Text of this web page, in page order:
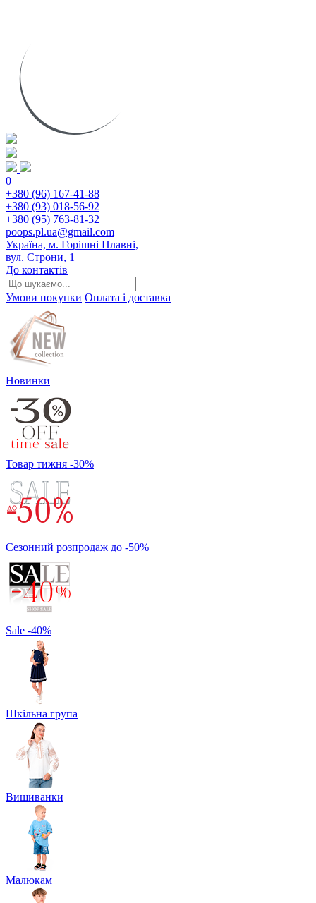
0
+380 (96) 167-41-88
+380 (93) 018-56-92
+380 (95) 763-81-32
poops.pl.ua@gmail.com
Україна, м. Горішні Плавні,
вул. Строни, 1
До контактів
Умови покупки Оплата і доставка
Новинки
Товар тижня -30%
Сезонний розпродаж до -50%
Sale -40%
Шкільна група
Вишиванки
Малюкам